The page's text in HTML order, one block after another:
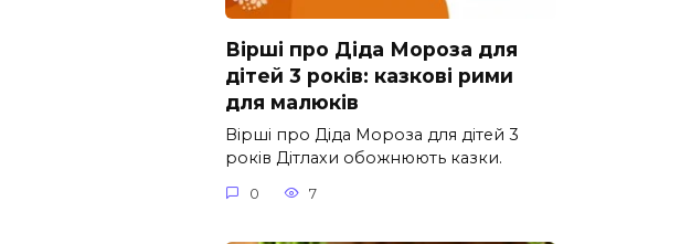
Вірші про Діда Мороза для
дітей 3 років: казкові рими
для малюків
Вірші про Діда Мороза для дітей 3
років Дітлахи обожнюють казки.
0 7